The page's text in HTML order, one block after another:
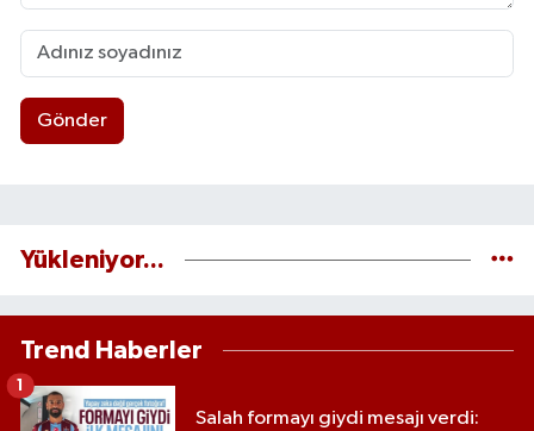
Gönder
Yükleniyor...
Trend Haberler
Salah formayı giydi mesajı verdi:
1